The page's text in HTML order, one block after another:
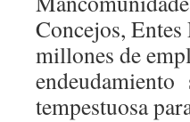
Concejos,
millones de
endeudamiento
tempestuosa